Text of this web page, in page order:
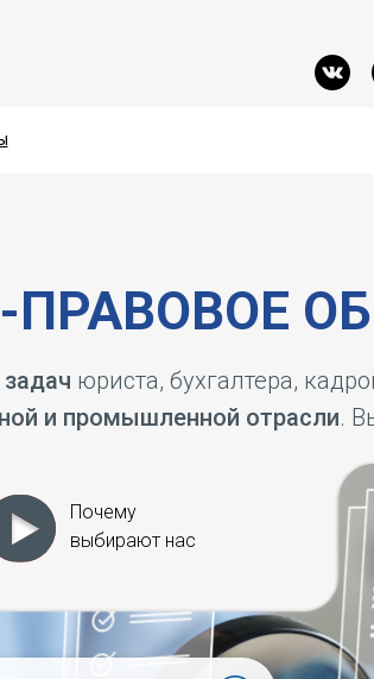
юриста, бухгалтера,
и промышленной отрасли.
Почему
выбирают нас